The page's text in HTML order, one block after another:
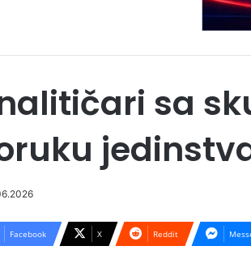
sa
Facebook X Reddit